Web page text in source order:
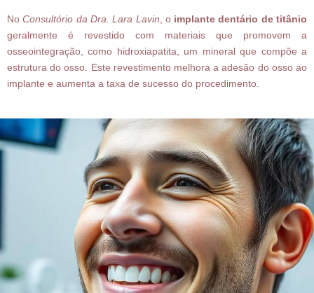
NoConsultório da Dra. Lara Lavin , o implante dentário de titânio
geralmente é revestido com materiais que promovem a
osseointegração, como hidroxiapatita, um mineral que compõe a
estrutura do osso. Este revestimento melhora a adesão do osso ao
implante e aumenta a taxa de sucesso do procedimento.